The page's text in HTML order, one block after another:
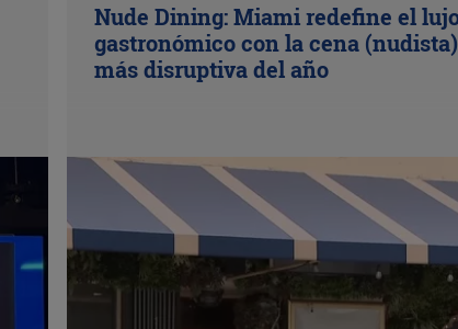
Nude Dining: Miami redefine el
gastronómico con la cena (nudista)
más disruptiva del año